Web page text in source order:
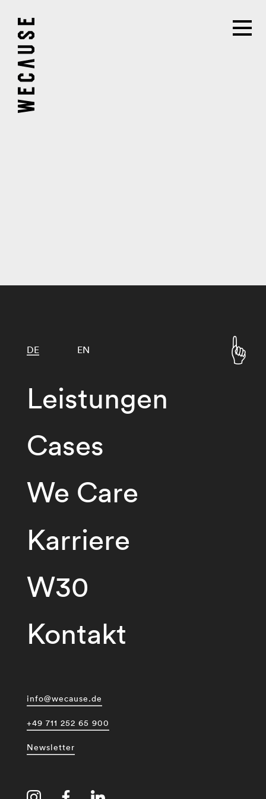
Leistungen
Cases
We Care
Karriere
W30
Kontakt
DE EN
info@wecause.de
+49 711 252 65 900
Newsletter